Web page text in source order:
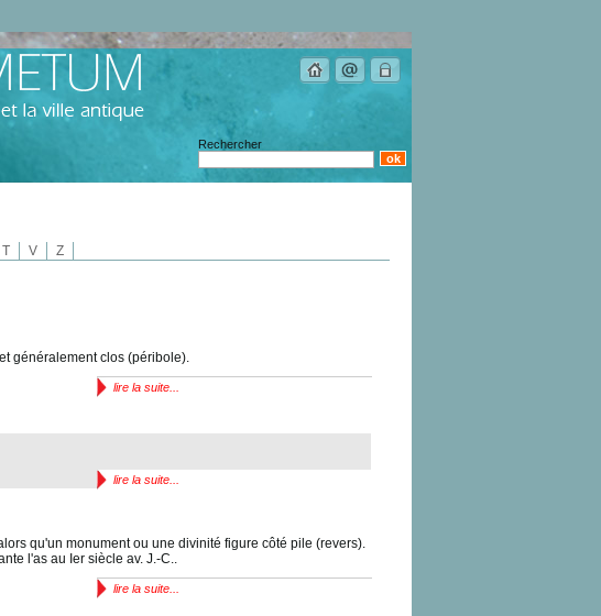
Rechercher
T V Z
généralement clos (péribole).
lire la suite...
lire la suite...
qu'un monument ou une divinité figure côté pile (revers).
l'as au Ier siècle av. J.-C..
lire la suite...